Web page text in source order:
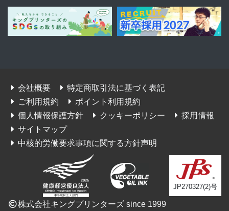
会社概要
特定商取引法に基づく表記
ご利用規約
ポイント利用規約
個人情報保護方針
クッキーポリシー
採用情報
サイトマップ
中核的労働要求事項に関する方針声明
JP270327(2)号
株式会社キングプリンターズ since 1999